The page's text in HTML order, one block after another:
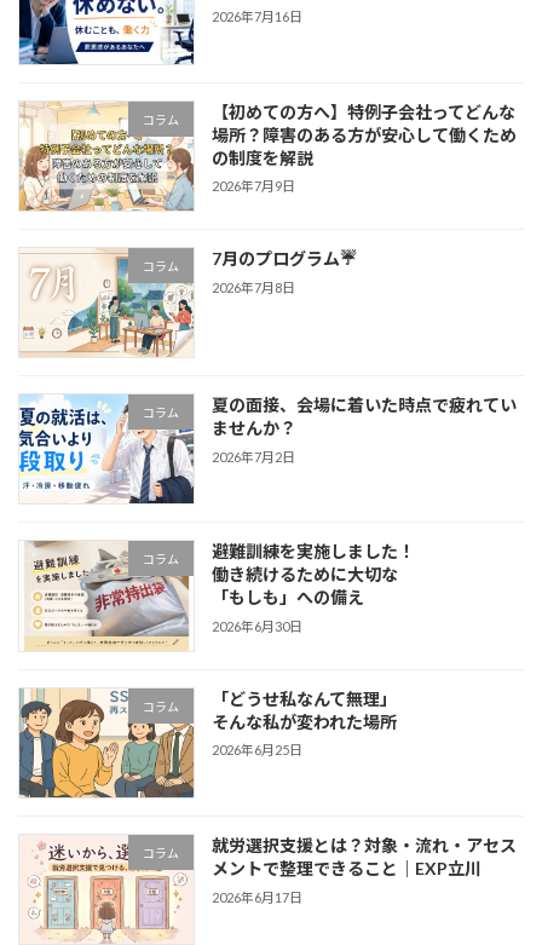
2026年7月16日
コラム
【初めての方へ】特例子会社ってどんな
場所？障害のある方が安心して働くため
の制度を解説
2026年7月9日
コラム 7月のプログラム☔
2026年7月8日
コラム
夏の面接、会場に着いた時点で疲れてい
ませんか？
2026年7月2日
コラム
避難訓練を実施しました！
働き続けるために大切な
「もしも」への備え
2026年6月30日
コラム
「どうせ私なんて無理」
そんな私が変われた場所
2026年6月25日
コラム
就労選択支援とは？対象・流れ・アセス
メントで整理できること｜EXP立川
2026年6月17日